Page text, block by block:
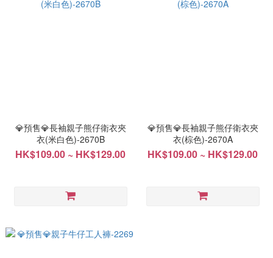
💎預售💎長袖親子熊仔衛衣夾
衣(米白色)-2670B
HK$109.00 ~ HK$129.00
💎預售💎長袖親子熊仔衛衣夾
衣(棕色)-2670A
HK$109.00 ~ HK$129.00